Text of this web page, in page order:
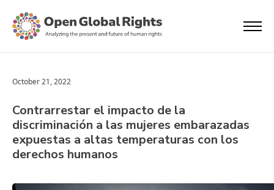
October 21, 2022
Contrarrestar el impacto de la
discriminación a las mujeres embarazadas
expuestas a altas temperaturas con los
derechos humanos